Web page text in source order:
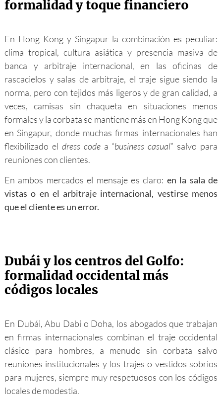
formalidad y toque financiero
En Hong Kong y Singapur la combinación es peculiar:
clima tropical, cultura asiática y presencia masiva de
banca y arbitraje internacional, en las oficinas de
rascacielos y salas de arbitraje, el traje sigue siendo la
norma, pero con tejidos más ligeros y de gran calidad, a
veces, camisas sin chaqueta en situaciones menos
formales y la corbata se mantiene más en Hong Kong que
en Singapur, donde muchas firmas internacionales han
flexibilizado el dress codea “business casual” salvo para
reuniones con clientes.
En ambos mercados el mensaje es claro: en la sala de
vistas o en el arbitraje internacional, vestirse menos
que el cliente es un error.
Dubái y los centros del Golfo:
formalidad occidental más
códigos locales
En Dubái, Abu Dabi o Doha, los abogados que trabajan
en firmas internacionales combinan el traje occidental
clásico para hombres, a menudo sin corbata salvo
reuniones institucionales y los trajes o vestidos sobrios
para mujeres, siempre muy respetuosos con los códigos
locales de modestia.